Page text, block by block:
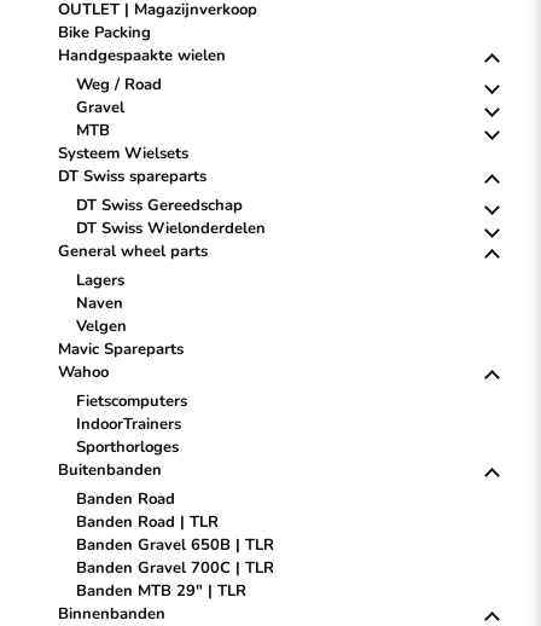
OUTLET | Magazijnverkoop
Bike Packing
Handgespaakte wielen
Weg / Road
Gravel
MTB
Systeem Wielsets
DT Swiss spareparts
DT Swiss Gereedschap
DT Swiss Wielonderdelen
General wheel parts
Lagers
Naven
Velgen
Mavic Spareparts
Wahoo
Fietscomputers
IndoorTrainers
Sporthorloges
Buitenbanden
Banden Road
Banden Road | TLR
Banden Gravel 650B | TLR
Banden Gravel 700C | TLR
Banden MTB 29" | TLR
Binnenbanden